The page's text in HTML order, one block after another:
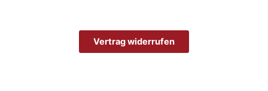
Vertrag widerrufen